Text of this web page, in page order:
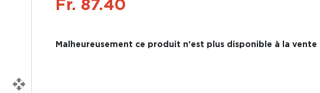
Fr. 87.40
Malheureusement ce produit n'est plus disponible à la vente